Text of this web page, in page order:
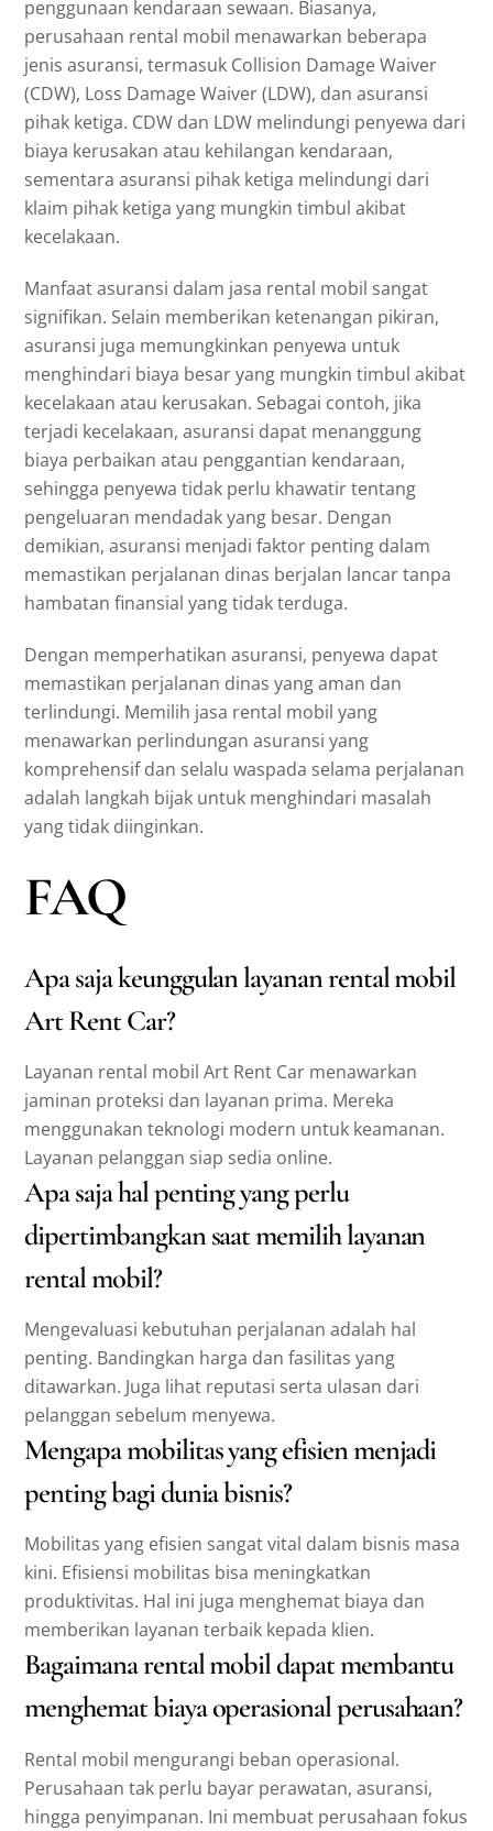
penggunaan kendaraan sewaan. Biasanya,
perusahaan rental mobil menawarkan beberapa
jenis asuransi, termasuk Collision Damage Waiver
(CDW), Loss Damage Waiver (LDW), dan asuransi
pihak ketiga. CDW dan LDW melindungi penyewa dari
biaya kerusakan atau kehilangan kendaraan,
sementara asuransi pihak ketiga melindungi dari
klaim pihak ketiga yang mungkin timbul akibat
kecelakaan.
Manfaat asuransi dalam jasa rental mobil sangat
signifikan. Selain memberikan ketenangan pikiran,
asuransi juga memungkinkan penyewa untuk
menghindari biaya besar yang mungkin timbul akibat
kecelakaan atau kerusakan. Sebagai contoh, jika
terjadi kecelakaan, asuransi dapat menanggung
biaya perbaikan atau penggantian kendaraan,
sehingga penyewa tidak perlu khawatir tentang
pengeluaran mendadak yang besar. Dengan
demikian, asuransi menjadi faktor penting dalam
memastikan perjalanan dinas berjalan lancar tanpa
hambatan finansial yang tidak terduga.
Dengan memperhatikan asuransi, penyewa dapat
memastikan perjalanan dinas yang aman dan
terlindungi. Memilih jasa rental mobil yang
menawarkan perlindungan asuransi yang
komprehensif dan selalu waspada selama perjalanan
adalah langkah bijak untuk menghindari masalah
yang tidak diinginkan.
FAQ
Apa saja keunggulan layanan rental mobil
Art Rent Car?
Layanan rental mobil Art Rent Car menawarkan
jaminan proteksi dan layanan prima. Mereka
menggunakan teknologi modern untuk keamanan.
Layanan pelanggan siap sedia online.
Apa saja hal penting yang perlu
dipertimbangkan saat memilih layanan
rental mobil?
Mengevaluasi kebutuhan perjalanan adalah hal
penting. Bandingkan harga dan fasilitas yang
ditawarkan. Juga lihat reputasi serta ulasan dari
pelanggan sebelum menyewa.
Mengapa mobilitas yang efisien menjadi
penting bagi dunia bisnis?
Mobilitas yang efisien sangat vital dalam bisnis masa
kini. Efisiensi mobilitas bisa meningkatkan
produktivitas. Hal ini juga menghemat biaya dan
memberikan layanan terbaik kepada klien.
Bagaimana rental mobil dapat membantu
menghemat biaya operasional perusahaan?
Rental mobil mengurangi beban operasional.
Perusahaan tak perlu bayar perawatan, asuransi,
hingga penyimpanan. Ini membuat perusahaan fokus